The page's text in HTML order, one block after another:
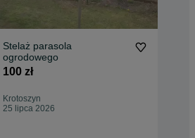
Stelaż parasola
ogrodowego
100 zł
Krotoszyn
25 lipca 2026